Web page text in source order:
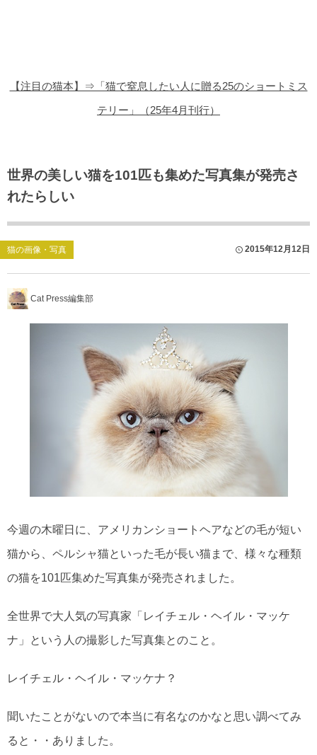
【注目の猫本】⇒「猫で窒息したい人に贈る25のショートミス
テリー」（25年4月刊行）
世界の美しい猫を101匹も集めた写真集が発売さ
れたらしい
猫の画像・写真 2015年12月12日
Cat Press編集部
今週の木曜日に、アメリカンショートヘアなどの毛が短い
猫から、ペルシャ猫といった毛が長い猫まで、様々な種類
の猫を101匹集めた写真集が発売されました。
全世界で大人気の写真家「レイチェル・ヘイル・マッケ
ナ」という人の撮影した写真集とのこと。
レイチェル・ヘイル・マッケナ？
聞いたことがないので本当に有名なのかなと思い調べてみ
ると・・ありました。
猫のゲーム・アプリ
猫のフリー写真素材